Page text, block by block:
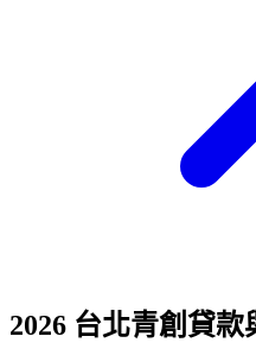
2026 台北青創貸